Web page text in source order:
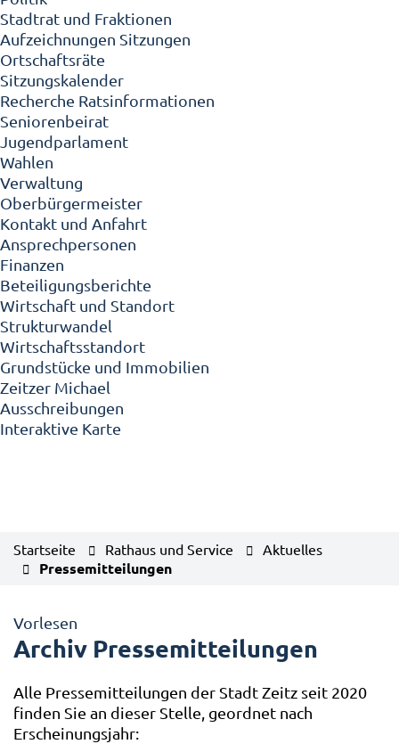
Stadtrat und Fraktionen
Aufzeichnungen Sitzungen
Ortschaftsräte
Sitzungskalender
Recherche Ratsinformationen
Seniorenbeirat
Jugendparlament
Wahlen
Verwaltung
Oberbürgermeister
Kontakt und Anfahrt
Ansprechpersonen
Finanzen
Beteiligungsberichte
Wirtschaft und Standort
Strukturwandel
Wirtschaftsstandort
Grundstücke und Immobilien
Zeitzer Michael
Ausschreibungen
Interaktive Karte
Startseite Rathaus und Service Aktuelles
Pressemitteilungen
Vorlesen
Archiv Pressemitteilungen
Alle Pressemitteilungen der Stadt Zeitz seit 2020
finden Sie an dieser Stelle, geordnet nach
Erscheinungsjahr: